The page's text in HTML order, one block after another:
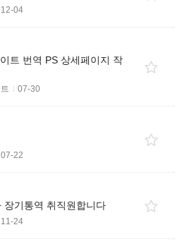
12-04
트 번역 PS 상세페이지 작
07-30
07-22
장기통역 취직원합니다
11-24